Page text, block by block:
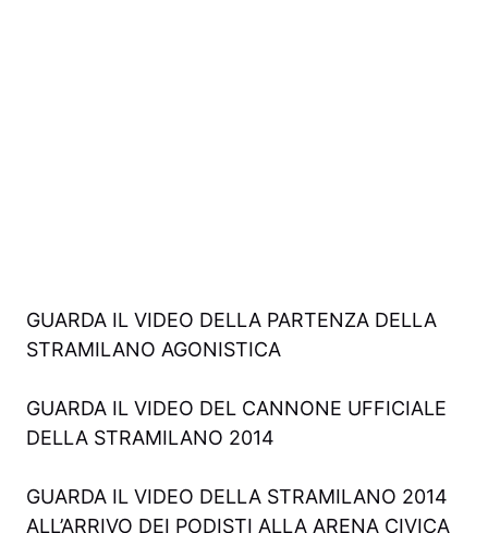
GUARDA IL VIDEO DELLA PARTENZA DELLA
STRAMILANO AGONISTICA
GUARDA IL VIDEO DEL CANNONE UFFICIALE
DELLA STRAMILANO 2014
GUARDA IL VIDEO DELLA STRAMILANO 2014
ALL’ARRIVO DEI PODISTI ALLA ARENA CIVICA